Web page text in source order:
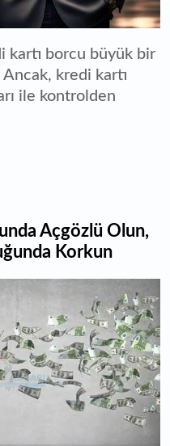
kartı borcu büyük bir
kredi kartı
ile kontrolden
Açgözlü Olun,
Korkun